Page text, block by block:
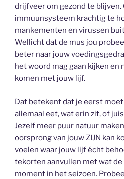
drijfveer om gezond te blijven.
immuunsysteem krachtig te
mankementen en virussen
Wellicht dat de mus jou
beter naar jouw
het woord mag gaan kijken en
komen met jouw lijf.
Dat betekent dat je eerst
allemaal eet, wat erin zit, of
Jezelf meer puur natuur
oorsprong van jouw ZIJN kan
voelen waar jouw lijf écht
tekorten aanvullen met wat
moment in het seizoen.